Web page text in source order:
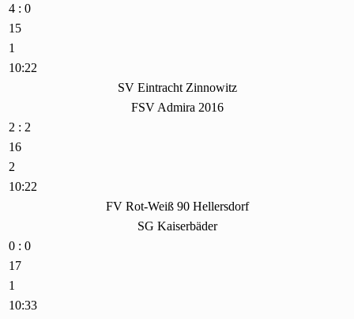
4 : 0
15
1
10:22
SV Eintracht Zinnowitz
FSV Admira 2016
2 : 2
16
2
10:22
FV Rot-Weiß 90 Hellersdorf
SG Kaiserbäder
0 : 0
17
1
10:33